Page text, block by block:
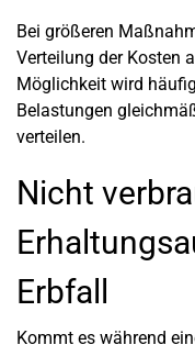
Bei größeren
Verteilung der Kosten
Möglichkeit wird
Belastungen
verteilen.
Nicht
Erbfall
Kommt es während